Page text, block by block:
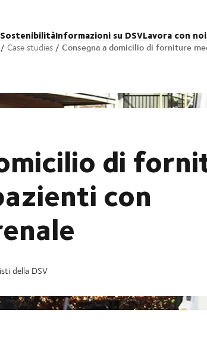
SostenibilitàInformazioni su DSVLavora con noi
Case studies Consegna a domicilio di forniture
di
con
della DSV